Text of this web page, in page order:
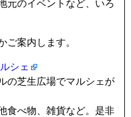
元のイベントなど、いろ
ご案内します。
シェ
の芝生広場でマルシェが
食べ物、雑貨など。是非